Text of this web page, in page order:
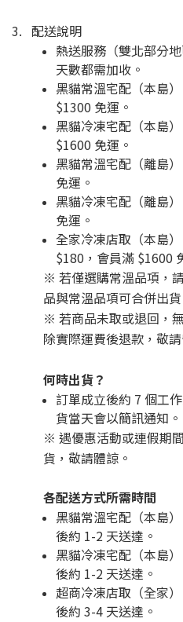
3. 配送說明
熱送服務（雙北部分
天數都需加收。
黑貓常溫宅配（本島
$1300 免運。
黑貓冷凍宅配（本島
$1600 免運。
黑貓常溫宅配（離島
免運。
黑貓冷凍宅配（離島
免運。
全家冷凍店取（本島
$180，會員滿 $1600
※ 若僅選購常溫品項，
品與常溫品項可合併出貨
※ 若商品未取或退回，
除實際運費後退款，敬請
何時出貨？
訂單成立後約 7 個工
貨當天會以簡訊通知。
※ 遇優惠活動或連假期
貨，敬請體諒。
各配送方式所需時間
黑貓常溫宅配（本島
後約 1-2 天送達。
黑貓冷凍宅配（本島
後約 1-2 天送達。
超商冷凍店取（全家
後約 3-4 天送達。